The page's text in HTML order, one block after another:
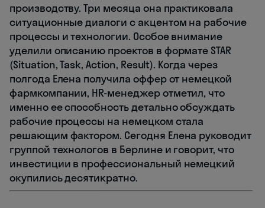
производству. Три месяца она практиковала
ситуационные диалоги с акцентом на рабочие
процессы и технологии. Особое внимание
уделили описанию проектов в формате STAR
(Situation, Task, Action, Result). Когда через
полгода Елена получила оффер от немецкой
фармкомпании, HR-менеджер отметил, что
именно ее способность детально обсуждать
рабочие процессы на немецком стала
решающим фактором. Сегодня Елена руководит
группой технологов в Берлине и говорит, что
инвестиции в профессиональный немецкий
окупились десятикратно.